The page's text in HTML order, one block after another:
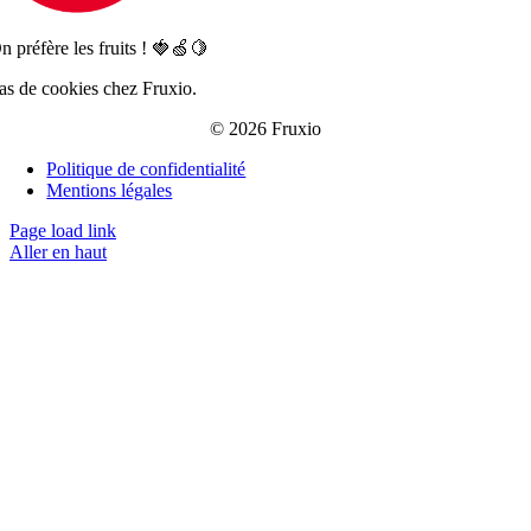
préfère les fruits ! 🍓🍏🍋
de cookies chez Fruxio.
© 2026 Fruxio
Politique de confidentialité
Mentions légales
Page load link
Aller en haut